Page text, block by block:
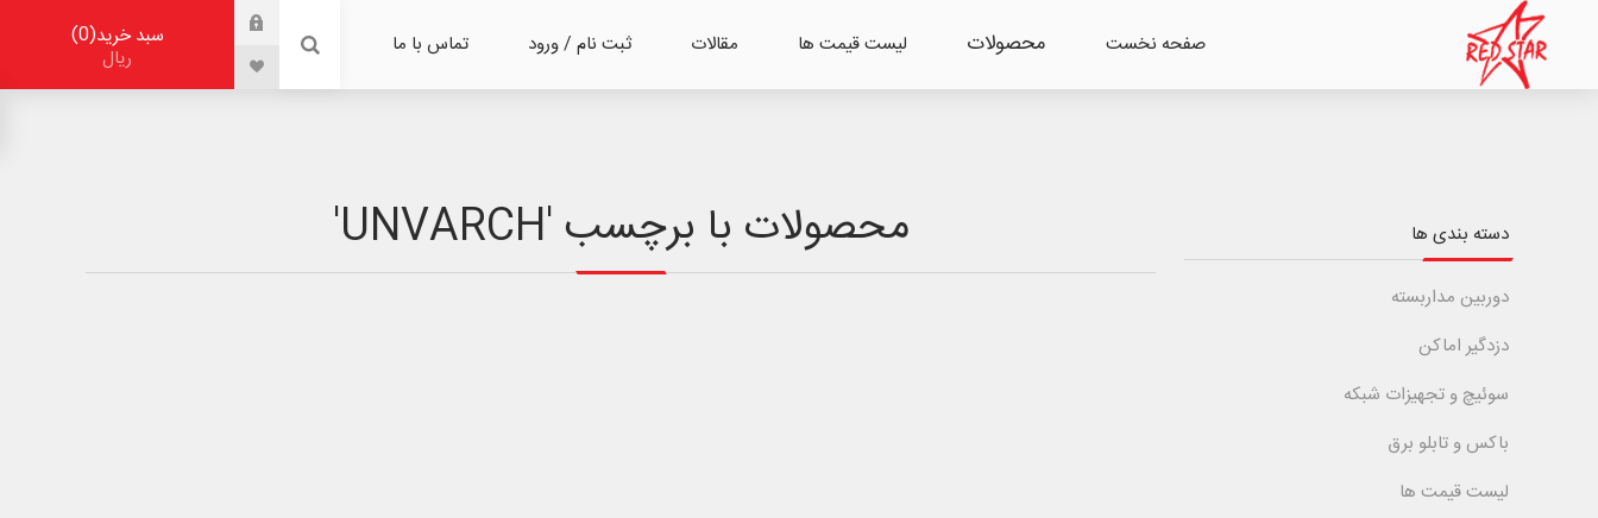
صفحه نخست محصولات لیست قیمت ها مقالات ثبت نام / ورود تماس با ما سبد خرید 0
ریال
محصولات با برچسب 'UNVARCH' دسته بندی ها
دوربین مداربسته
دزدگیر اماکن
سوئیچ و تجهیزات شبکه
باکس و تابلو برق
لیست قیمت ها